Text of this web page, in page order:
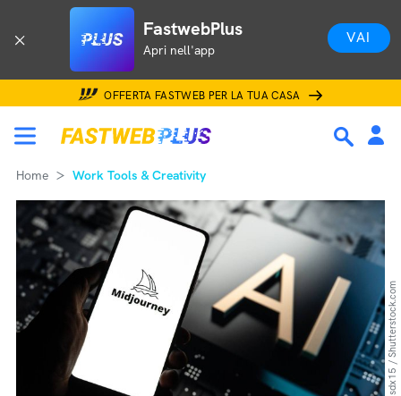
FastwebPlus
Apri nell'app
VAI
OFFERTA FASTWEB PER LA TUA CASA
Home Work Tools & Creativity
sdx15 / Shutterstock.com